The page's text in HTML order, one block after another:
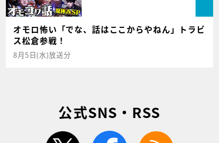
オモロ怖い「でな、話はここからやねん」トラビ
ス松倉参戦！
8月5日(水)放送分
公式SNS・RSS
twitter facebook